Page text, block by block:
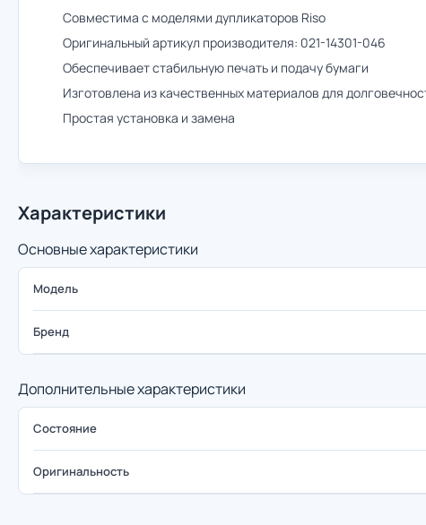
Совместима с моделями дупликаторов Riso
Оригинальный артикул производителя: 021-14301-046
Обеспечивает стабильную печать и подачу бумаги
Изготовлена из качественных материалов для
Простая установка и замена
Характеристики
Основные характеристики
Модель
Бренд
Дополнительные характеристики
Состояние
Оригинальность